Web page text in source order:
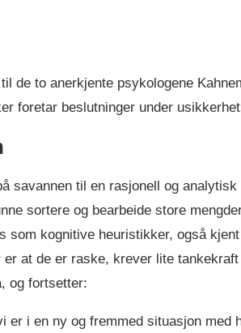
de to anerkjente psykologene
foretar beslutninger under
savannen til en rasjonell og analytisk
sortere og bearbeide store
som kognitive heuristikker, også
at de er raske, krever lite
og fortsetter:
er i en ny og fremmed situasjon med